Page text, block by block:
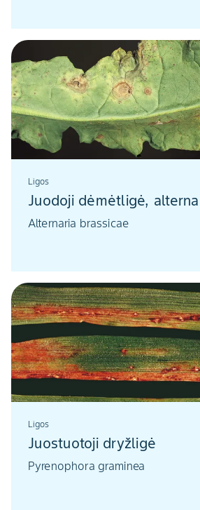
Ligos
Juodoji dėmėtligė,
Alternaria brassicae
Ligos
Juostuotoji dryžligė
Pyrenophora graminea